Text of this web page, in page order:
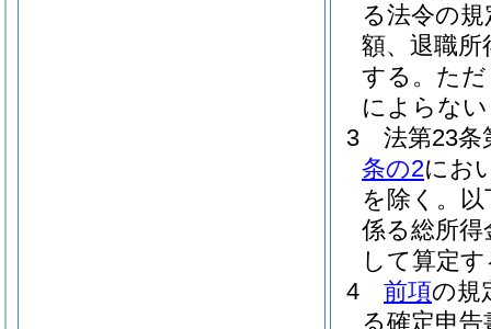
る法令の
額、退職
する。 た
によらな
3
法第23条
条の2にお
を除く。
係る総所得
して算定
4
前項の規
る確定申